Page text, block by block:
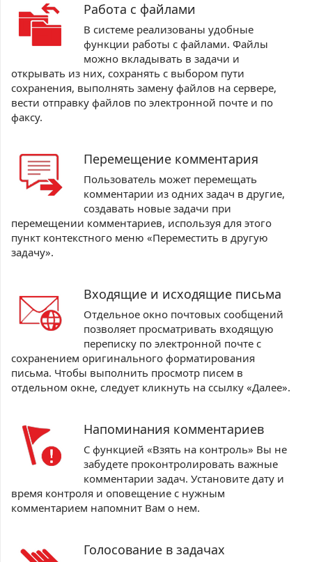
Работа с файлами
В системе реализованы удобные
функции работы с файлами. Файлы
можно вкладывать в задачи и
открывать из них, сохранять с выбором пути
сохранения, выполнять замену файлов на сервере,
вести отправку файлов по электронной почте и по
факсу.
Перемещение комментария
Пользователь может перемещать
комментарии из одних задач в другие,
создавать новые задачи при
перемещении комментариев, используя для этого
пункт контекстного меню «Переместить в другую
задачу».
Входящие и исходящие письма
Отдельное окно почтовых сообщений
позволяет просматривать входящую
переписку по электронной почте с
сохранением оригинального форматирования
письма. Чтобы выполнить просмотр писем в
отдельном окне, следует кликнуть на ссылку «Далее».
Напоминания комментариев
С функцией «Взять на контроль» Вы не
забудете проконтролировать важные
комментарии задач. Установите дату и
время контроля и оповещение с нужным
комментарием напомнит Вам о нем.
Голосование в задачах